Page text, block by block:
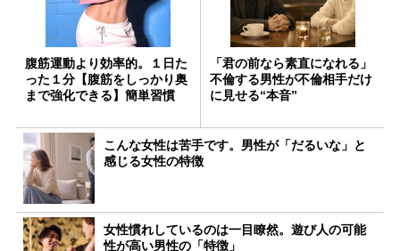
腹筋運動より効率的。１日た
った１分【腹筋をしっかり奥
まで強化できる】簡単習慣
「君の前なら素直になれる」
不倫する男性が不倫相手だけ
に見せる“本音”
こんな女性は苦手です。男性が「だるいな」と
感じる女性の特徴
女性慣れしているのは一目瞭然。遊び人の可能
性が高い男性の「特徴」